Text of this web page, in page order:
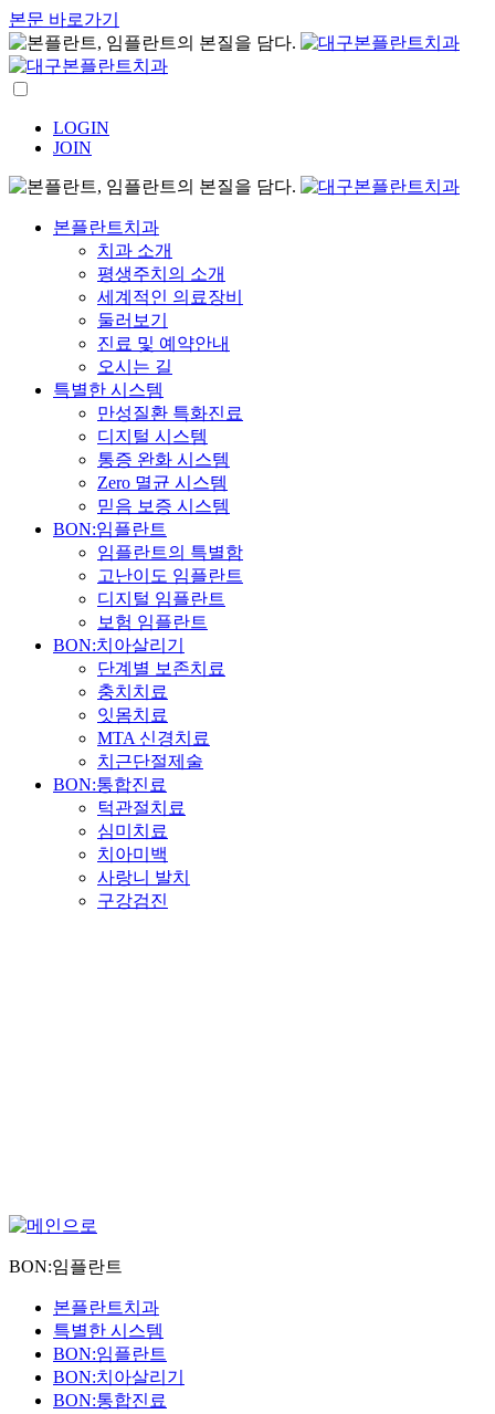
본문 바로가기
LOGIN
JOIN
본플란트치과
치과 소개
평생주치의 소개
세계적인 의료장비
둘러보기
진료 및 예약안내
오시는 길
특별한 시스템
만성질환 특화진료
디지털 시스템
통증 완화 시스템
Zero 멸균 시스템
믿음 보증 시스템
BON:임플란트
임플란트의 특별함
고난이도 임플란트
디지털 임플란트
보험 임플란트
BON:치아살리기
단계별 보존치료
충치치료
잇몸치료
MTA 신경치료
치근단절제술
BON:통합진료
턱관절치료
심미치료
치아미백
사랑니 발치
구강검진
BON:임플란트
본플란트치과
특별한 시스템
BON:임플란트
BON:치아살리기
BON:통합진료